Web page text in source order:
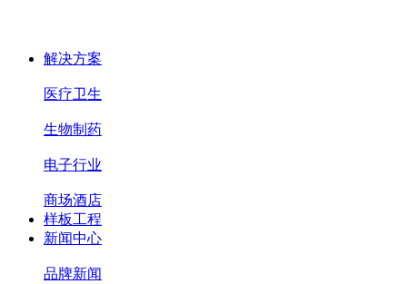
解决方案
医疗卫生
生物制药
电子行业
商场酒店
样板工程
新闻中心
品牌新闻